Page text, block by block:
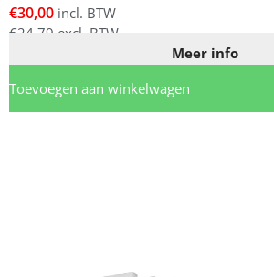
€30,00 incl. BTW
€24,79 excl. BTW
Meer info
Toevoegen aan winkelwagen